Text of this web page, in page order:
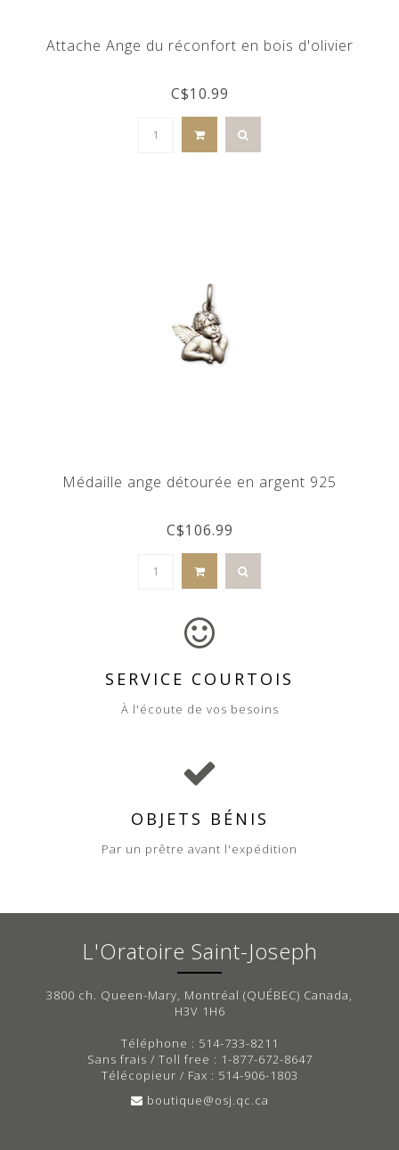
Attache Ange du réconfort en bois d'olivier
C$10.99
Médaille ange détourée en argent 925
C$106.99
SERVICE COURTOIS
À l'écoute de vos besoins
OBJETS BÉNIS
Par un prêtre avant l'expédition
L'Oratoire Saint-Joseph
3800 ch. Queen-Mary, Montréal (QUÉBEC) Canada,
H3V 1H6
Téléphone : 514-733-8211
Sans frais / Toll free : 1-877-672-8647
Télécopieur / Fax : 514-906-1803
boutique@osj.qc.ca